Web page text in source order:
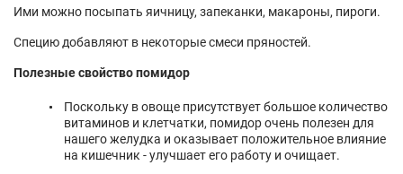
Ими можно посыпать яичницу, запеканки, макароны, пироги.
Специю добавляют в некоторые смеси пряностей.
Полезные свойство помидор
Поскольку в овоще присутствует большое количество
витаминов и клетчатки, помидор очень полезен для
нашего желудка и оказывает положительное влияние
на кишечник - улучшает его работу и очищает.